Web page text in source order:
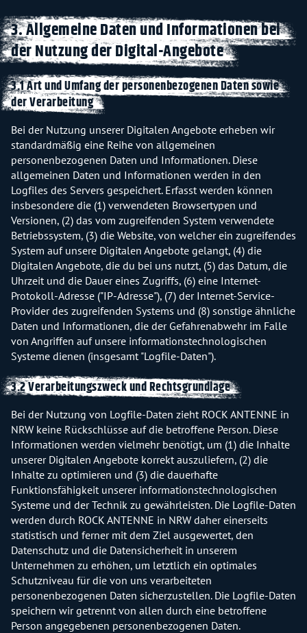
3. Allgemeine Daten und Informationen bei
der Nutzung der Digital-Angebote
3.1 Art und Umfang der personenbezogenen Daten sowie
der Verarbeitung
Bei der Nutzung unserer Digitalen Angebote erheben wir
standardmäßig eine Reihe von allgemeinen
personenbezogenen Daten und Informationen. Diese
allgemeinen Daten und Informationen werden in den
Logfiles des Servers gespeichert. Erfasst werden können
insbesondere die (1) verwendeten Browsertypen und
Versionen, (2) das vom zugreifenden System verwendete
Betriebssystem, (3) die Website, von welcher ein zugreifendes
System auf unsere Digitalen Angebote gelangt, (4) die
Digitalen Angebote, die du bei uns nutzt, (5) das Datum, die
Uhrzeit und die Dauer eines Zugriffs, (6) eine Internet-
Protokoll-Adresse ("IP-Adresse"), (7) der Internet-Service-
Provider des zugreifenden Systems und (8) sonstige ähnliche
Daten und Informationen, die der Gefahrenabwehr im Falle
von Angriffen auf unsere informationstechnologischen
Systeme dienen (insgesamt "Logfile-Daten").
3.2 Verarbeitungszweck und Rechtsgrundlage
Bei der Nutzung von Logfile-Daten zieht ROCK ANTENNE in
NRW keine Rückschlüsse auf die betroffene Person. Diese
Informationen werden vielmehr benötigt, um (1) die Inhalte
unserer Digitalen Angebote korrekt auszuliefern, (2) die
Inhalte zu optimieren und (3) die dauerhafte
Funktionsfähigkeit unserer informationstechnologischen
Systeme und der Technik zu gewährleisten. Die Logfile-Daten
werden durch ROCK ANTENNE in NRW daher einerseits
statistisch und ferner mit dem Ziel ausgewertet, den
Datenschutz und die Datensicherheit in unserem
Unternehmen zu erhöhen, um letztlich ein optimales
Schutzniveau für die von uns verarbeiteten
personenbezogenen Daten sicherzustellen. Die Logfile-Daten
speichern wir getrennt von allen durch eine betroffene
Person angegebenen personenbezogenen Daten.